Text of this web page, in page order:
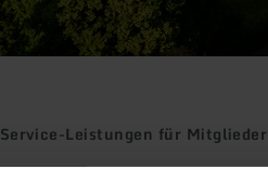
Service-Leistungen für Mitglieder